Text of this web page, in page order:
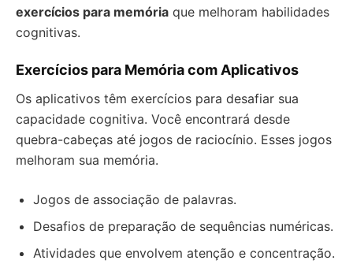
exercícios para memória que melhoram habilidades
cognitivas.
Exercícios para Memória com Aplicativos
Os aplicativos têm exercícios para desafiar sua
capacidade cognitiva. Você encontrará desde
quebra-cabeças até jogos de raciocínio. Esses jogos
melhoram sua memória.
Jogos de associação de palavras.
Desafios de preparação de sequências numéricas.
Atividades que envolvem atenção e concentração.